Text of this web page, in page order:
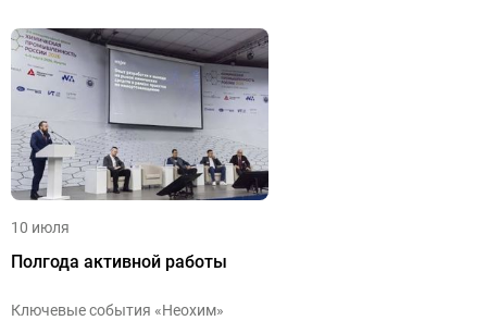
10 июля
Полгода активной работы
Ключевые события «Неохим»